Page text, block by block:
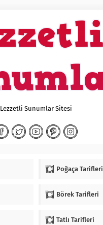
Lezzetli Sunumlar Sitesi
Poğaça Tarifleri
Börek Tarifleri
Tatlı Tarifleri